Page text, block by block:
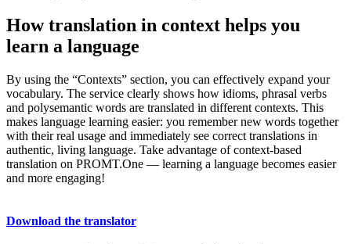
How translation in context helps you
learn a language
By using the “Contexts” section, you can effectively expand your
vocabulary. The service clearly shows how idioms, phrasal verbs
and polysemantic words are translated in different contexts. This
makes language learning easier: you remember new words together
with their real usage and immediately see correct translations in
authentic, living language. Take advantage of context-based
translation on PROMT.One — learning a language becomes easier
and more engaging!
Download the translator